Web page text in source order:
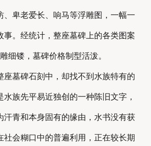
、卑老爱长、响马等浮雕图，一幅一
事。经统计，整座墓碑上的各类图案
细镂，墓碑价格制型活泼。
墓碑石刻中，却找不到水族特有的
族先平易近独创的一种陈旧文字，
汗青和本身固有的缘由，水书没有获
社会糊口中的普遍利用，正在较长期